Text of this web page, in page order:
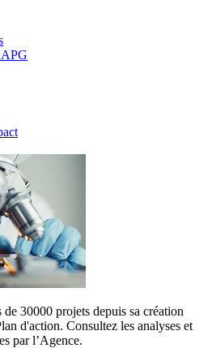
30000 projets depuis sa création
d'action. Consultez les analyses et
par l’Agence.